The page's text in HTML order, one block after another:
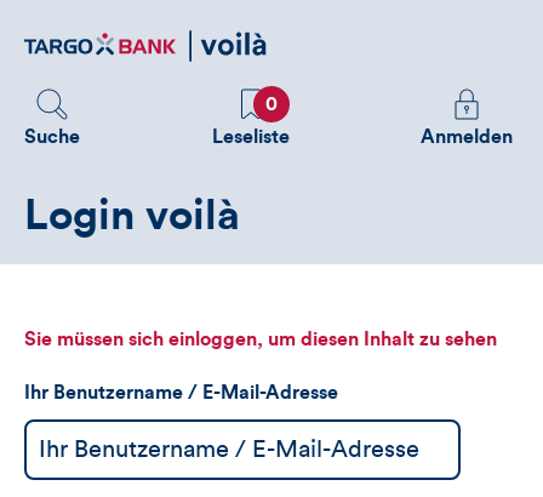
zum
Suche
Favoriten
0
Leseliste
Melden
Sie
sehen
Anmelden
Login voilà
Sie müssen sich einloggen, um diesen Inhalt zu sehen
Ihr Benutzername / E-Mail-Adresse